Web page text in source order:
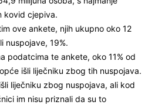
kovid cjepiva.
ove ankete, njih ukupno oko 12
nuspojave, 19%.
podatcima te ankete, oko 11% od
išli liječniku zbog tih nuspojava.
liječniku zbog nuspojava, ali kod
im nisu priznali da su to